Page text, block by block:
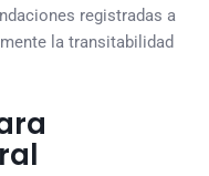
registradas a
la transitabilidad